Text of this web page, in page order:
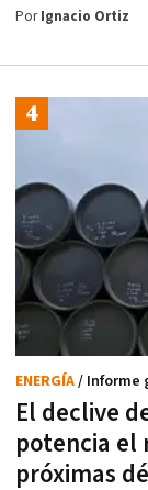
PorIgnacio Ortiz
El declive
potencia el
próximas
ENERGÍA/ Informe